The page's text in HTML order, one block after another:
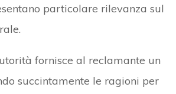
particolare rilevanza sul
fornisce al reclamante un
succintamente le ragioni per